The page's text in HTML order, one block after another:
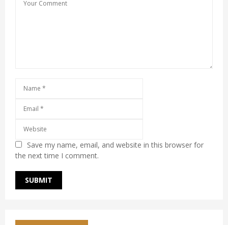
Save my name, email, and website in this browser for
the next time I comment.